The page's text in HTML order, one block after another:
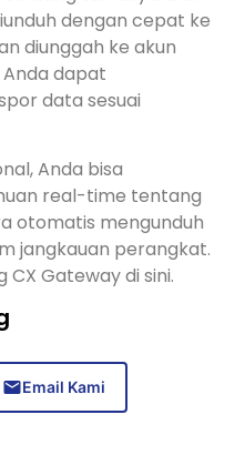
dengan cepat ke
diunggah ke akun
dapat
data sesuai
Anda bisa
real-time tentang
otomatis mengunduh
jangkauan perangkat.
Gateway di sini.
Email Kami